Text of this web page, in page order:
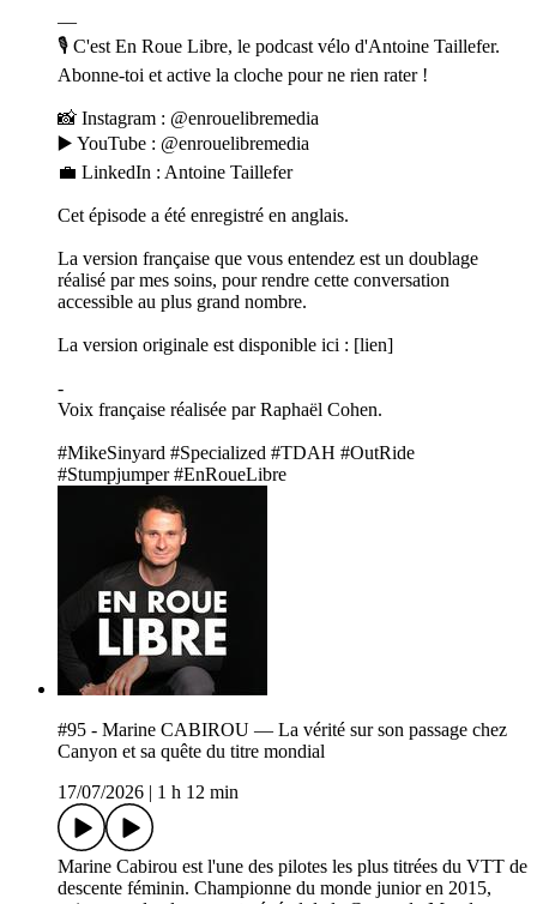
—
🎙️ C'est En Roue Libre, le podcast vélo d'Antoine Taillefer.
Abonne-toi et active la cloche pour ne rien rater !
📸 Instagram : @enrouelibremedia
▶️ YouTube : @enrouelibremedia
💼 LinkedIn : Antoine Taillefer
Cet épisode a été enregistré en anglais.
La version française que vous entendez est un doublage
réalisé par mes soins, pour rendre cette conversation
accessible au plus grand nombre.
La version originale est disponible ici : [lien]
-
Voix française réalisée par Raphaël Cohen.
#MikeSinyard #Specialized #TDAH #OutRide
#Stumpjumper #EnRoueLibre
#95 - Marine CABIROU — La vérité sur son passage chez
Canyon et sa quête du titre mondial
17/07/2026
1 h 12 min
Marine Cabirou est l'une des pilotes les plus titrées du VTT de
descente féminin. Championne du monde junior en 2015,